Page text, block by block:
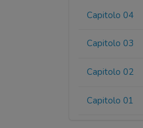
Capitolo 04
Capitolo 03
Capitolo 02
Capitolo 01